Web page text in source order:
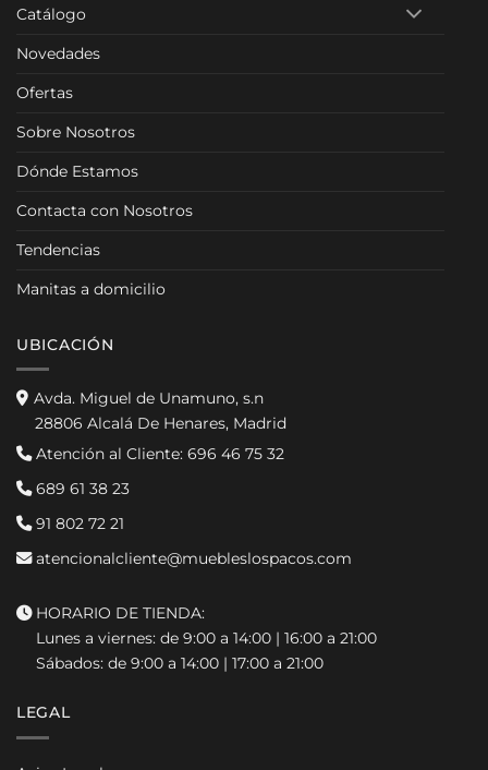
Catálogo
Novedades
Ofertas
Sobre Nosotros
Dónde Estamos
Contacta con Nosotros
Tendencias
Manitas a domicilio
UBICACIÓN
Avda. Miguel de Unamuno, s.n
28806 Alcalá De Henares, Madrid
Atención al Cliente: 696 46 75 32
689 61 38 23
91 802 72 21
atencionalcliente@muebleslospacos.com
HORARIO DE TIENDA:
Lunes a viernes: de 9:00 a 14:00 | 16:00 a 21:00
Sábados: de 9:00 a 14:00 | 17:00 a 21:00
LEGAL